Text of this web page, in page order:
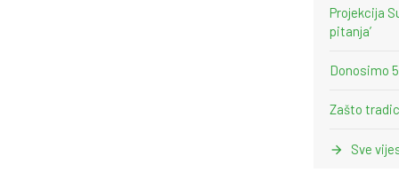
Projekcija
pitanja’
Donosimo
Zašto
Sve